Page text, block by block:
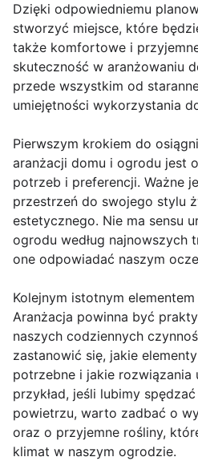
Dzięki odpowiedniemu
stworzyć miejsce, które
także komfortowe i
skuteczność w aranżowaniu
przede wszystkim od
umiejętności wykorzystania
Pierwszym krokiem do
aranżacji domu i ogrodu jest
potrzeb i preferencji. Ważne
przestrzeń do swojego stylu
estetycznego. Nie ma sensu
ogrodu według najnowszych
one odpowiadać naszym
Kolejnym istotnym
Aranżacja powinna być
naszych codziennych
zastanowić się, jakie
potrzebne i jakie rozwiązania
przykład, jeśli lubimy
powietrzu, warto zadbać o
oraz o przyjemne rośliny,
klimat w naszym ogrodzie.